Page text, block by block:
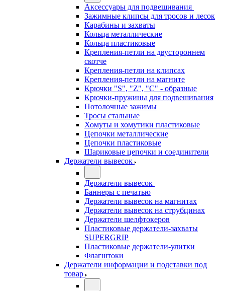
Аксессуары для подвешивания
Зажимные клипсы для тросов и лесок
Карабины и захваты
Кольца металлические
Кольца пластиковые
Крепления-петли на двустороннем
скотче
Крепления-петли на клипсах
Крепления-петли на магните
Крючки "S", "Z", "C" - образные
Крючки-пружины для подвешивания
Потолочные зажимы
Тросы стальные
Хомуты и хомутики пластиковые
Цепочки металлические
Цепочки пластиковые
Шариковые цепочки и соединители
Держатели вывесок
Держатели вывесок
Баннеры с печатью
Держатели вывесок на магнитах
Держатели вывесок на струбцинах
Держатели шелфтокеров
Пластиковые держатели-захваты
SUPERGRIP
Пластиковые держатели-улитки
Флагштоки
Держатели информации и подставки под
товар